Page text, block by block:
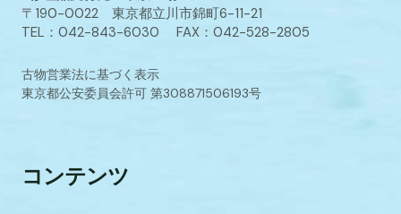
〒190-0022 東京都立川市錦町6-11-21
TEL：042-843-6030 FAX：042-528-2805
古物営業法に基づく表示
東京都公安委員会許可 第308871506193号
コンテンツ